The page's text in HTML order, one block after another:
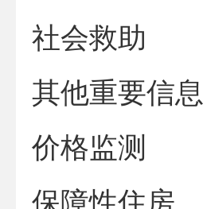
社会救助
其他重要信息
价格监测
保障性住房